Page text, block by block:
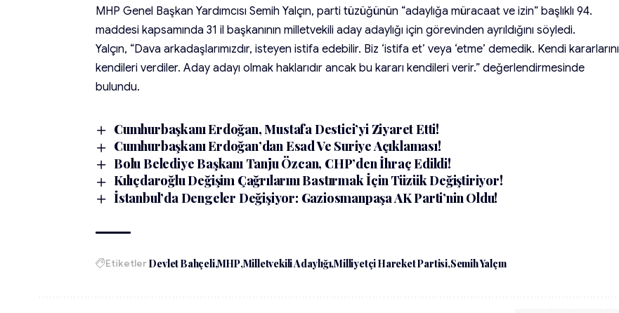
MHP Genel Başkan Yardımcısı Semih Yalçın, parti tüzüğünün “adaylığa müracaat ve izin” başlıklı 94.
maddesi kapsamında 31 il başkanının milletvekili aday adaylığı için görevinden ayrıldığını söyledi.
Yalçın, “Dava arkadaşlarımızdır, isteyen istifa edebilir. Biz ‘istifa et’ veya ‘etme’ demedik. Kendi kararlarını
kendileri verdiler. Aday adayı olmak haklarıdır ancak bu kararı kendileri verir.” değerlendirmesinde
bulundu.
Cumhurbaşkanı Erdoğan, Mustafa Destici’yi Ziyaret Etti!
Cumhurbaşkanı Erdoğan’dan Esad Ve Suriye Açıklaması!
Bolu Belediye Başkanı Tanju Özcan, CHP’den İhraç Edildi!
Kılıçdaroğlu Değişim Çağrılarını Bastırmak İçin Tüzük Değiştiriyor!
İstanbul’da Dengeler Değişiyor: Gaziosmanpaşa AK Parti’nin Oldu!
EtiketlerDevlet Bahçeli MHP Milletvekili Adaylığı Milliyetçi Hareket Partisi Semih Yalçın